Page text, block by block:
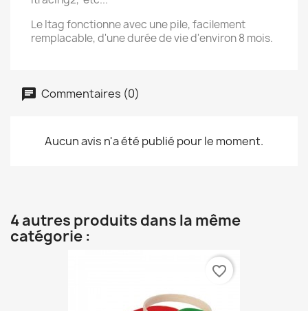
Le Itag fonctionne avec une pile, facilement
remplacable, d'une durée de vie d'environ 8 mois.
Commentaires (0)
Aucun avis n'a été publié pour le moment.
4 autres produits dans la même
catégorie :
favorite_border